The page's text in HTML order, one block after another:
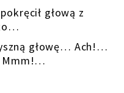
głową z
głowę… Ach!…
Mmm!…